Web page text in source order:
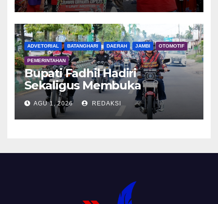
ADVETORIAL BATANGHARI DAERAH JAMBI OTOMOTIF
PEMERINTAHAN
Bupati Fadhil Hadiri
Sekaligus Membuka
Kegiatan Batanghari King
Club
AGU 1, 2026 REDAKSI